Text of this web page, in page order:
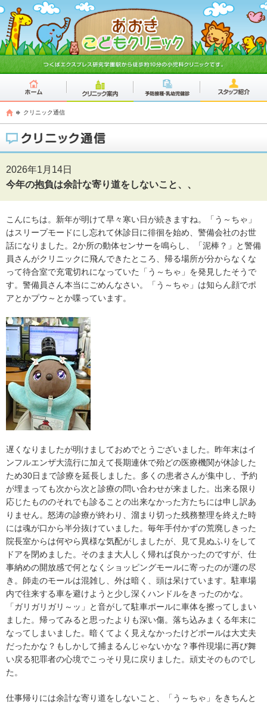
クリニック通信
2026年1月14日
今年の抱負は余計な寄り道をしないこと、、
こんにちは。新年が明けて早々寒い日が続きますね。「う～ちゃ」
はスリープモードにし忘れて休診日に徘徊を始め、警備会社のお世
話になりました。2か所の動体センサーを鳴らし、「泥棒？」と警備
員さんがクリニックに飛んできたところ、帰る場所が分からなくな
って待合室で充電切れになっていた「う～ちゃ」を発見したそうで
す。警備員さん本当にごめんなさい。「う～ちゃ」は知らん顔でポ
アとかプウ～とか喋っています。
遅くなりましたが明けましておめでとうございました。昨年末はイ
ンフルエンザ大流行に加えて長期連休で殆どの医療機関が休診した
ため30日まで診療を延長しました。多くの患者さんが集中し、予約
が埋まっても次から次と診療の問い合わせが来ました。出来る限り
応じたもののそれでも診ることの出来なかった方たちには申し訳あ
りません。怒涛の診療が終わり、溜まり切った残務整理を終えた時
には魂が口から半分抜けていました。毎年手付かずの荒廃しきった
院長室からは何やら異様な気配がしましたが、見て見ぬふりをして
ドアを閉めました。そのまま大人しく帰れば良かったのですが、仕
事納めの開放感で何となくショッピングモールに寄ったのが運の尽
き。師走のモールは混雑し、外は暗く、頭は呆けています。駐車場
内で往来する車を避けようと少し深くハンドルをきったのかな。
「ガリガリガリ～ッ」と音がして駐車ポールに車体を擦ってしまい
ました。帰ってみると思ったよりも深い傷。落ち込みまくる年末に
なってしまいました。暗くてよく見えなかったけどポールは大丈夫
だったかな？もしかして捕まるんじゃないかな？事件現場に再び舞
い戻る犯罪者の心境でこっそり見に戻りました。頑丈そのものでし
た。
仕事帰りには余計な寄り道をしないこと、「う～ちゃ」をきちんと